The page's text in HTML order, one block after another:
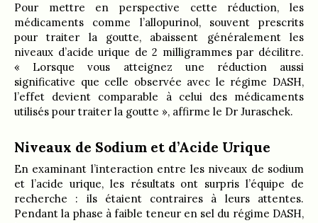
Pour mettre en perspective cette réduction, les
médicaments comme l’allopurinol, souvent prescrits
pour traiter la goutte, abaissent généralement les
niveaux d’acide urique de 2 milligrammes par décilitre.
« Lorsque vous atteignez une réduction aussi
significative que celle observée avec le régime DASH,
l’effet devient comparable à celui des médicaments
utilisés pour traiter la goutte », affirme le Dr Juraschek.
Niveaux de Sodium et d’Acide Urique
En examinant l’interaction entre les niveaux de sodium
et l’acide urique, les résultats ont surpris l’équipe de
recherche : ils étaient contraires à leurs attentes.
Pendant la phase à faible teneur en sel du régime DASH,